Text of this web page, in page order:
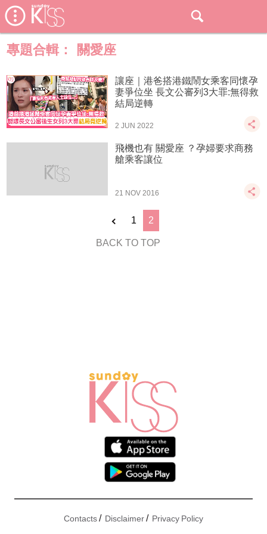
專題合輯： 關愛座
讓座｜港爸搭港鐵鬧女乘客同懷孕
妻爭位坐 長文公審列3大罪:無得救
結局逆轉
2 JUN 2022
飛機也有 關愛座 ？孕婦要求商務
艙乘客讓位
21 NOV 2016
1 2
BACK TO TOP
Contacts/ Disclaimer/ Privacy Policy